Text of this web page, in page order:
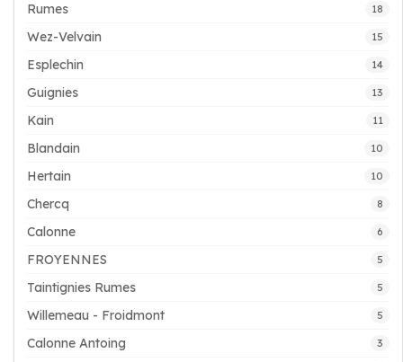
Rumes 18
Wez-Velvain 15
Esplechin 14
Guignies 13
Kain 11
Blandain 10
Hertain 10
Chercq 8
Calonne 6
FROYENNES 5
Taintignies Rumes 5
Willemeau - Froidmont 5
Calonne Antoing 3